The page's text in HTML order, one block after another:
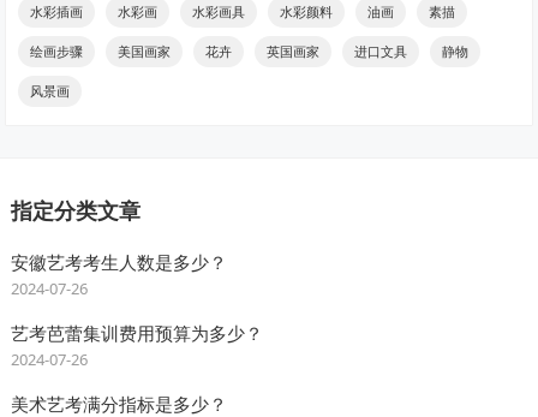
水彩插画 水彩画 水彩画具 水彩颜料 油画 素描
绘画步骤 美国画家 花卉 英国画家 进口文具 静物
风景画
指定分类文章
安徽艺考考生人数是多少？
2024-07-26
艺考芭蕾集训费用预算为多少？
2024-07-26
美术艺考满分指标是多少？